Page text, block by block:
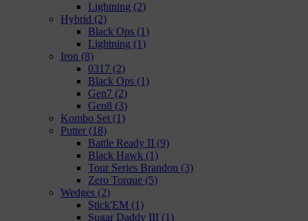
Lightning (2)
Hybrid (2)
Black Ops (1)
Lightning (1)
Iron (8)
0317 (2)
Black Ops (1)
Gen7 (2)
Gen8 (3)
Kombo Set (1)
Putter (18)
Battle Ready II (9)
Black Hawk (1)
Tour Series Brandon (3)
Zero Torque (5)
Wedges (2)
Stick'EM (1)
Sugar Daddy III (1)